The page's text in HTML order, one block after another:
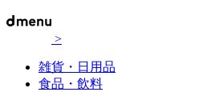
>
雑貨・日用品
食品・飲料